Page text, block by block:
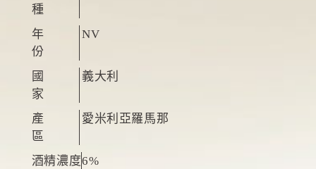
種
年
份
NV
國
家
義大利
產
區
愛米利亞羅馬那
酒精濃度6%